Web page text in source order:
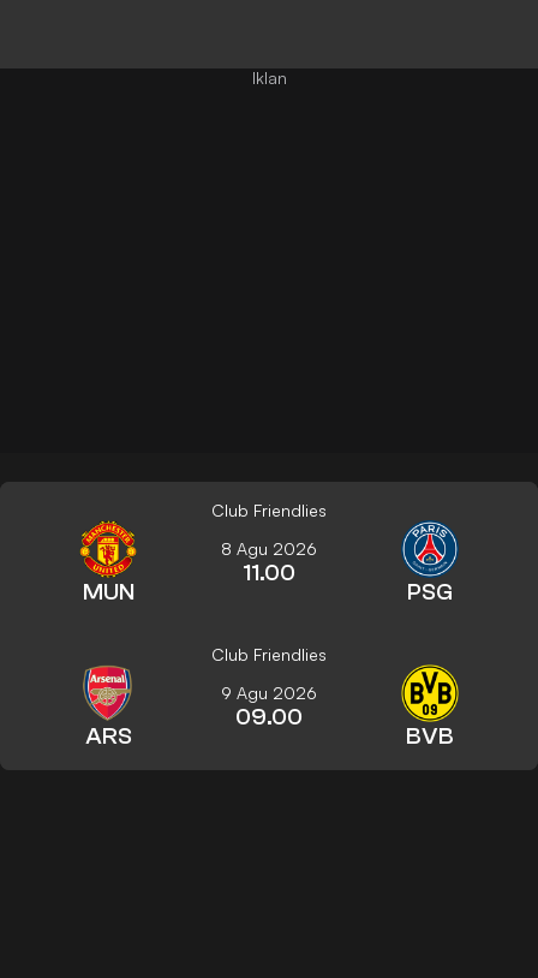
Club Friendlies
MUN
8 Agu 2026
11.00
PSG
Club Friendlies
ARS
9 Agu 2026
09.00
BVB